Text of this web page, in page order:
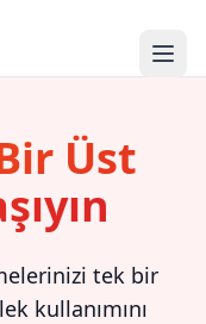
Üst
tek bir
kullanımını